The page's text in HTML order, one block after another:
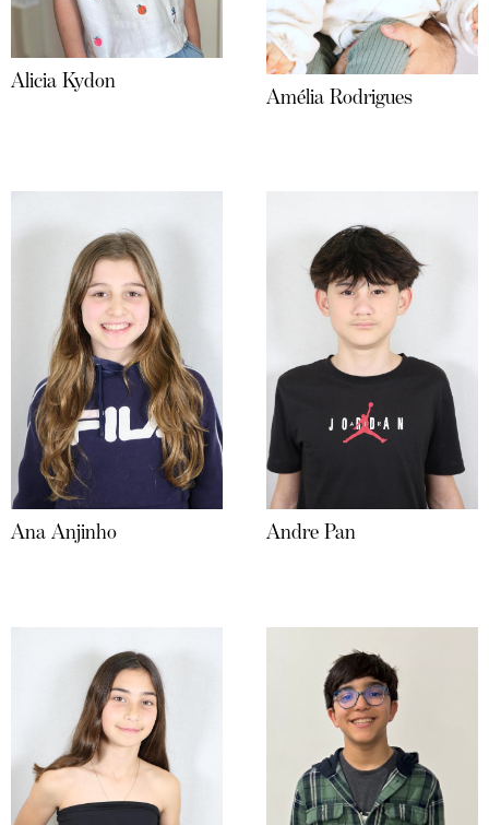
Alicia Kydon
Amélia Rodrigues
Ana Anjinho Andre Pan